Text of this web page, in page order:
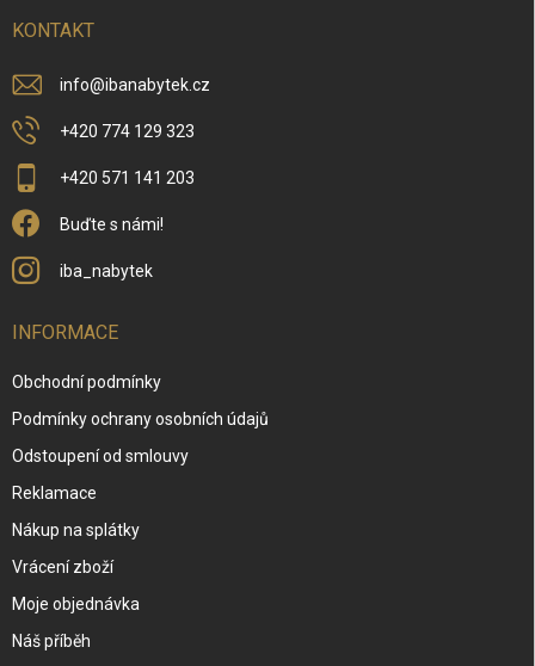
KONTAKT
info@ibanabytek.cz
+420 774 129 323
+420 571 141 203
Buďte s námi!
iba_nabytek
INFORMACE
Obchodní podmínky
Podmínky ochrany osobních údajů
Odstoupení od smlouvy
Reklamace
Nákup na splátky
Vrácení zboží
Moje objednávka
Náš příběh